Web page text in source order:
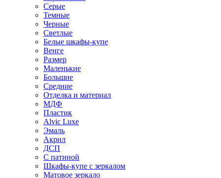
Серые
Темные
Черные
Светлые
Белые шкафы-купе
Венге
Размер
Маленькие
Большие
Средние
Отделка и материал
МДФ
Пластик
Alvic Luxe
Эмаль
Акрил
ДСП
С патиной
Шкафы-купе с зеркалом
Матовое зеркало